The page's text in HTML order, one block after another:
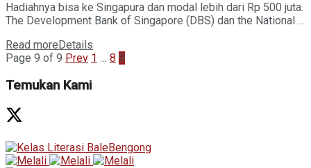
Hadiahnya bisa ke Singapura dan modal lebih dari Rp 500 juta.
The Development Bank of Singapore (DBS) dan the National ...
Read more Details
Page 9 of 9 Prev 1 … 8 9
Temukan Kami